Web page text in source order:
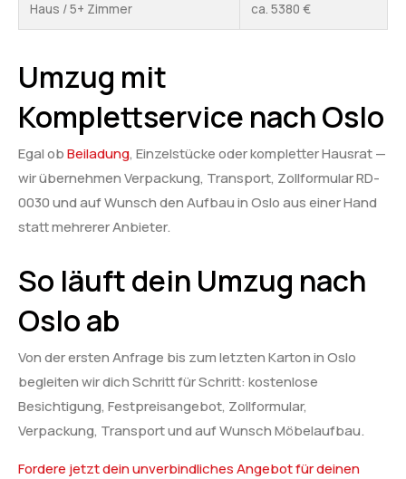
Haus / 5+ Zimmer ca. 5380 €
Umzug mit
Komplettservice nach Oslo
Egal obBeiladung, Einzelstücke oder kompletter Hausrat —
wir übernehmen Verpackung, Transport, Zollformular RD-
0030 und auf Wunsch den Aufbau in Oslo aus einer Hand
statt mehrerer Anbieter.
So läuft dein Umzug nach
Oslo ab
Von der ersten Anfrage bis zum letzten Karton in Oslo
begleiten wir dich Schritt für Schritt: kostenlose
Besichtigung, Festpreisangebot, Zollformular,
Verpackung, Transport und auf Wunsch Möbelaufbau.
Fordere jetzt dein unverbindliches Angebot für deinen